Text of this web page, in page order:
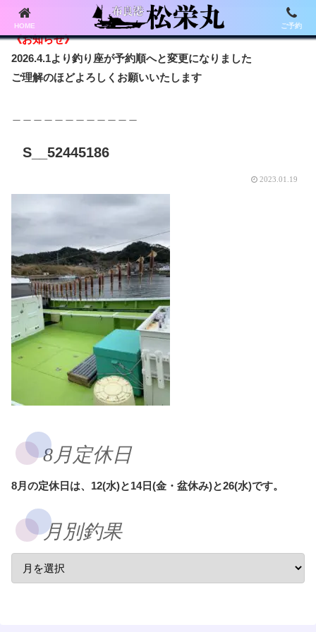
《お知らせ》
2026.4.1より釣り座が予約順へと変更になりました
ご理解のほどよろしくお願いいたします
S__52445186
2023.01.19
8月定休日
8月の定休日は、12(水)と14日(金・盆休み)と26(水)です。
月別釣果
HOME ご予約